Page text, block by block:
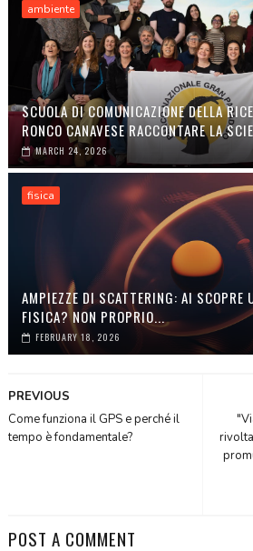
ambiente
SCUOLA DI COMUNICAZIONE DELLA
RONCO CANAVESE RACCONTARE LA
MARCH 24, 2026
fisica
AMPIEZZE DI SCATTERING: AI SCOPRE
FISICA? NON PROPRIO...
FEBRUARY 18, 2026
PREVIOUS
Come funziona il GPS e perché il
tempo è fondamentale?
POST A COMMENT